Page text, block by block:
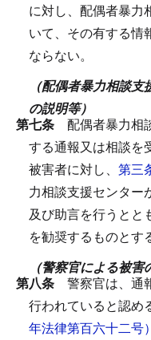
に対し、配偶者暴力
いて、その有する情
ならない。
（配偶者暴力相談
の説明等）
第七条 配偶者暴力相
する通報又は相談を
被害者に対し、 第三
力相談支援センター
及び助言を行うとと
を勧奨するものとす
（警察官による被害
第八条 警察官は、通
行われていると認め
年法律第百六十二号）